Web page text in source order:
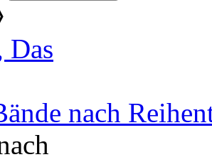
Das
nach